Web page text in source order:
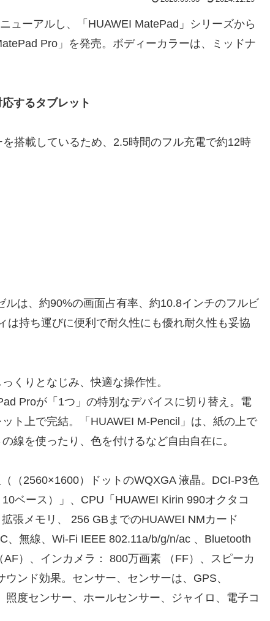
ューアルし、「HUAWEI MatePad」シリーズから
Pro」を発売。ボディーカラーは、ミッドナ
するタブレット
搭載しているため、2.5時間のフル充電で約12時
は、約90%の画面占有率、約10.8インチのフルビ
持ち運びに便利で耐久性にも優れ耐久性も妥協
くりとなじみ、快適な操作性。
Proが「1つ」の特別なデバイスに切り替え。電
ト上で完結。「HUAWEI M-Pencil」は、紙の上で
線を使ったり、色を付けるなど自由自在に。
（2560×1600）ドットのWQXGA 液晶。DCI-P3色
ベース）」、CPU「HUAWEI Kirin 990オクタコ
張メモリ、 256 GBまでのHUAWEI NMカード
無線、Wi-Fi IEEE 802.11a/b/g/n/ac 、Bluetooth
）、インカメラ： 800万画素 （FF）、スピーカ
ンド効果。センサー、センサーは、GPS、
度センサー、ホールセンサー、ジャイロ、電子コ